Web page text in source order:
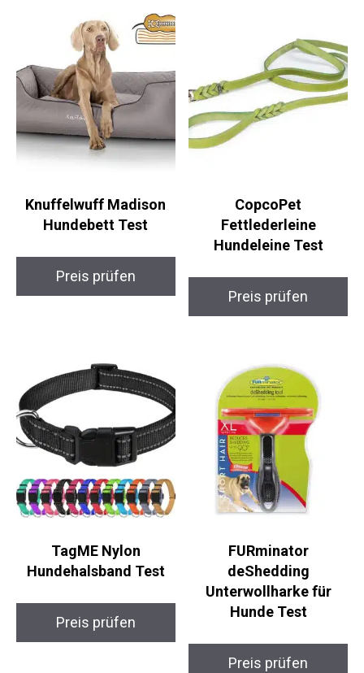
Knuffelwuff Madison
Hundebett Test
Preis prüfen
CopcoPet
Fettlederleine
Hundeleine Test
Preis prüfen
TagME Nylon
Hundehalsband Test
Preis prüfen
FURminator
deShedding
Unterwollharke für
Hunde Test
Preis prüfen